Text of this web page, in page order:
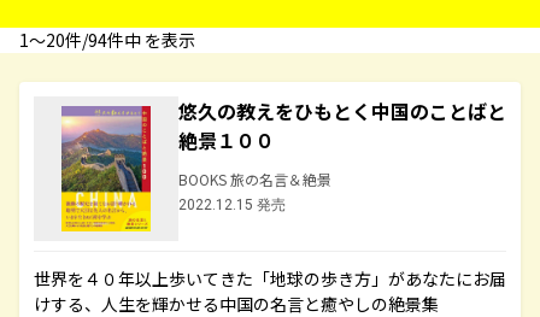
1〜20件/94件中 を表示
悠久の教えをひもとく中国のことばと
絶景１００
BOOKS 旅の名言＆絶景
2022.12.15 発売
世界を４０年以上歩いてきた「地球の歩き方」があなたにお届
けする、人生を輝かせる中国の名言と癒やしの絶景集